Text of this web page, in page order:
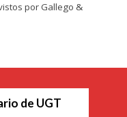
por Gallego &
de UGT